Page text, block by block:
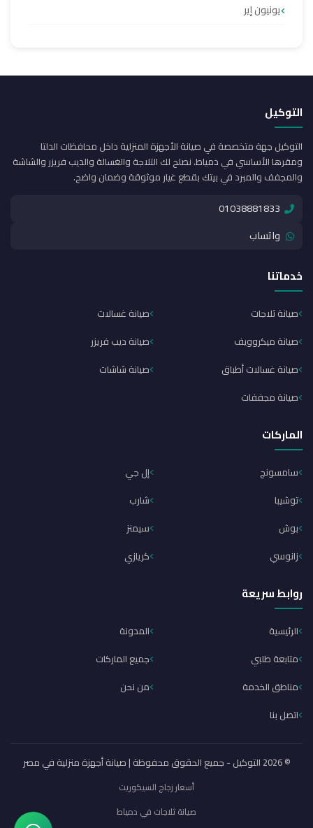
يونيون إير
التوكيل
التوكيل جهة متخصصة في صيانة الأجهزة المنزلية داخل محافظات الدلتا
ومقرها الأساسي في دمياط. نصلح لك التلاجة والغسالة والديب فريزر والشاشة
والمجفف والمبرد في بيتك بقطع غيار موثوقة وضمان واضح.
01038881833
واتساب
خدماتنا
صيانة ثلاجات
صيانة غسالات
صيانة ميكروويف
صيانة ديب فريزر
صيانة غسالات أطباق
صيانة شاشات
صيانة مجففات
الماركات
سامسونج
إل جي
توشيبا
شارب
بوش
سيمنز
زانوسي
كريازي
روابط سريعة
الرئيسية
المدونة
متابعة طلبي
جميع الماركات
مناطق الخدمة
من نحن
اتصل بنا
© 2026 التوكيل - جميع الحقوق محفوظة | صيانة أجهزة منزلية في مصر
أسعار زجاج السيكوريت
صيانة ثلاجات في دمياط